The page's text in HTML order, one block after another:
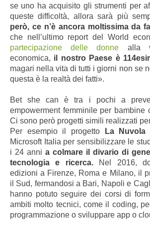
se uno ha acquisito gli strumenti per
queste difficoltà, allora sarà più
però, ce n’è ancora moltissima da
che nell’ultimo report del World
partecipazione delle donne alla
economica, il nostro Paese è
magari nella vita di tutti i giorni non se
questa è la realtà dei fatti».
Bet she can è tra i pochi a
empowerment femminile per bambine
Ci sono però progetti simili realizzati
Per esempio il progetto
La Nuvola
Microsoft Italia per sensibilizzare le
i 24 anni a colmare il divario di
tecnologia e ricerca.Nel 2016,
edizioni a Firenze, Roma e Milano, il
il Sud, fermandosi a Bari, Napoli e
hanno potuto seguire dei corsi di
ambiti molto tecnici, come il coding,
programmazione o sviluppare app o